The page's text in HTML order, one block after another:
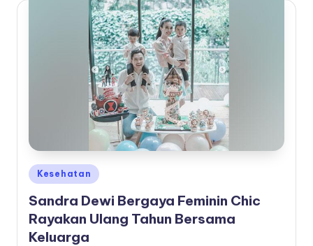
Posted
in
Kesehatan
Sandra Dewi Bergaya Feminin Chic
Rayakan Ulang Tahun Bersama
Keluarga